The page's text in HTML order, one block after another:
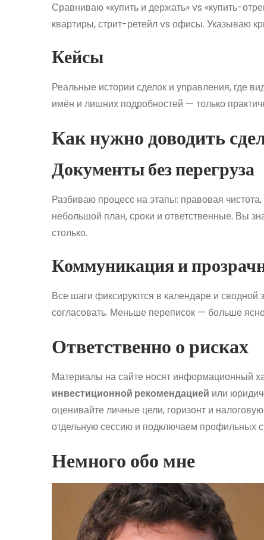
Сравниваю «купить и держать» vs «купить-
квартиры, стрит-ретейл vs офисы. Указываю
Кейсы
Реальные истории сделок и управления, где
имён и лишних подробностей — только
Как нужно доводить
Документы без перегруза
Разбиваю процесс на этапы: правовая
небольшой план, сроки и ответственные. Вы
столько.
Коммуникация и
Все шаги фиксируются в календаре и сводной
согласовать. Меньше переписок — больше
Ответственно о рисках
Материалы на сайте носят информационный
инвестиционной рекомендацией или
оценивайте личные цели, горизонт и
отдельную сессию и подключаем профильных
Немного обо мне